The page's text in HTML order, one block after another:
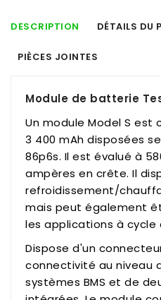
DESCRIPTION DÉTAILS DU
PIÈCES JOINTES
Module de batterie
Un module Model S est
3 400 mAh disposées
86p6s. Il est évalué à
ampères en crête. Il
refroidissement/
mais peut également
les applications à cycle
Dispose d'un
connectivité au niveau
systèmes BMS et de